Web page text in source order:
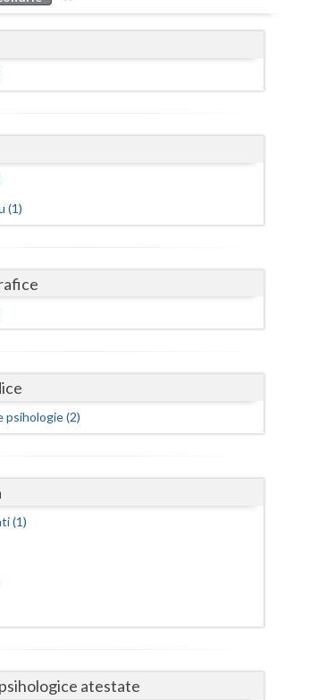
Buzau
Dambovita
Galati
Giurgiu
Harghita
Ialomita
Iasi
Neamt
(1)
psihologie (2)
(1)
atestate